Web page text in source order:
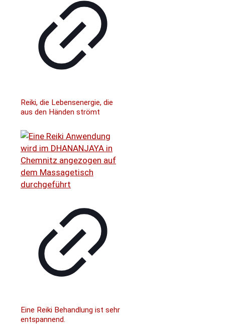
Reiki, die Lebensenergie, die
aus den Händen strömt
Eine Reiki Behandlung ist sehr
entspannend.